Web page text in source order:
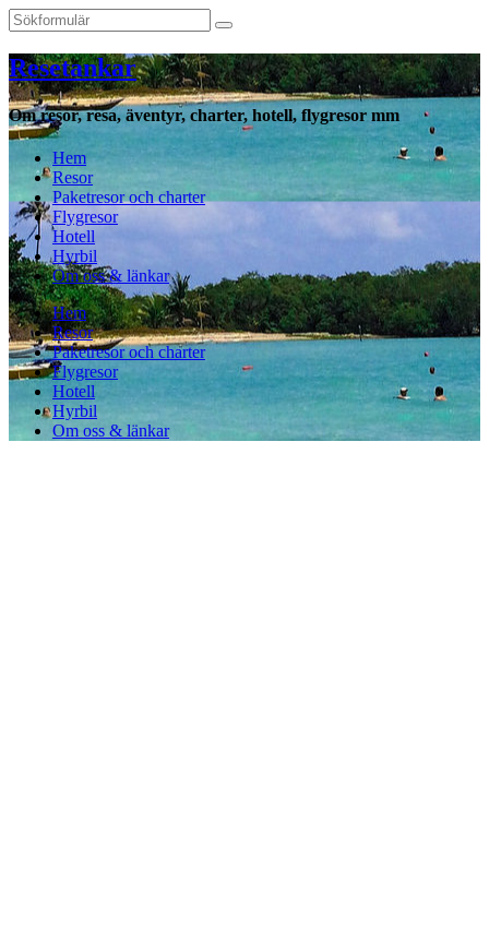
Resetankar
Om resor, resa, äventyr, charter, hotell, flygresor mm
Hem
Resor
Paketresor och charter
Flygresor
Hotell
Hyrbil
Om oss & länkar
Hem
Resor
Paketresor och charter
Flygresor
Hotell
Hyrbil
Om oss & länkar